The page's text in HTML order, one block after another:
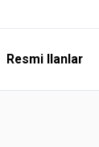
Resmi Ilanlar